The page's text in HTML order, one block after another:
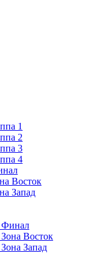
1
2
3
4
Восток
Запад
Финал
Зона Восток
Запад